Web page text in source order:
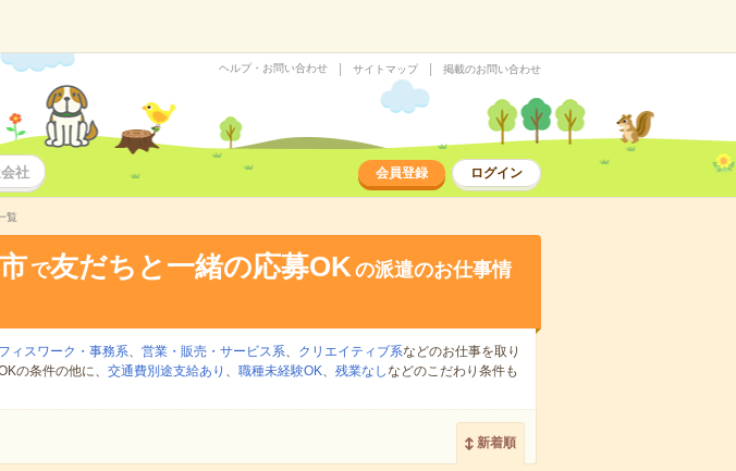
ヘルプ・お問い合わせ サイトマップ 掲載のお問い合わせ
社 会員登録 ログイン
覧
で友だちと一緒の応募OKの派遣のお仕事情
ィスワーク・事務系、 営業・販売・サービス系、 クリエイティブ系などのお仕事を取り
の条件の他に、 交通費別途支給あり 、 職種未経験OK、 残業なしなどのこだわり条件も
新着順